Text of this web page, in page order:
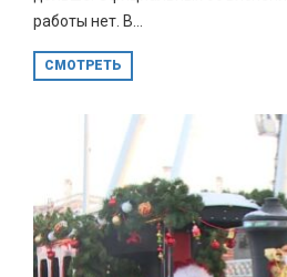
работы нет. В...
СМОТРЕТЬ